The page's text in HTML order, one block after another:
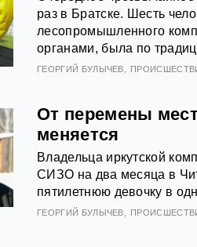
раз в Братске. Шесть
лесопромышленного
органами, была по
ГЕОРГИЙ БУЛЫЧЕВ
От перемены
меняется
Владельца иркутской
СИЗО на два месяца в
пятилетнюю девочку в
ГЕОРГИЙ БУЛЫЧЕВ